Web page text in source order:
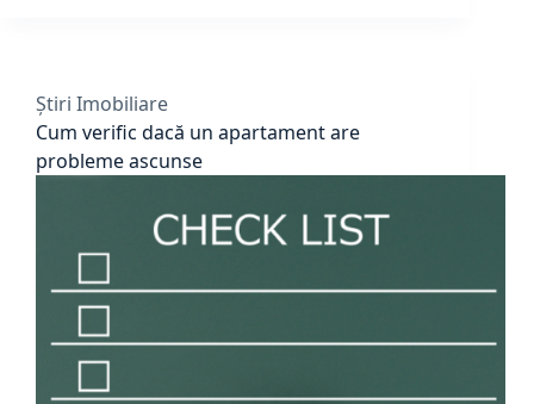
Știri Imobiliare
Cum verific dacă un apartament are
probleme ascunse